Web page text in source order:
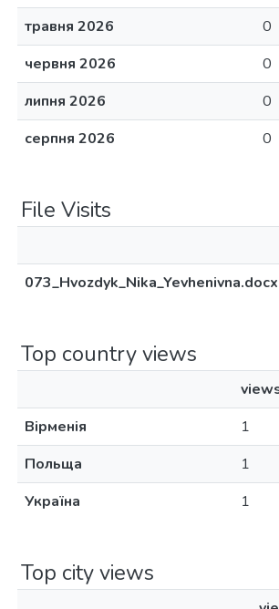
травня 2026
0
червня 2026
0
липня 2026
0
серпня 2026
0
File Visits
073_Hvozdyk_Nika_Yevhenivna.docx
Top country views
Вірменія
1
Польща
1
Україна
1
Top city views